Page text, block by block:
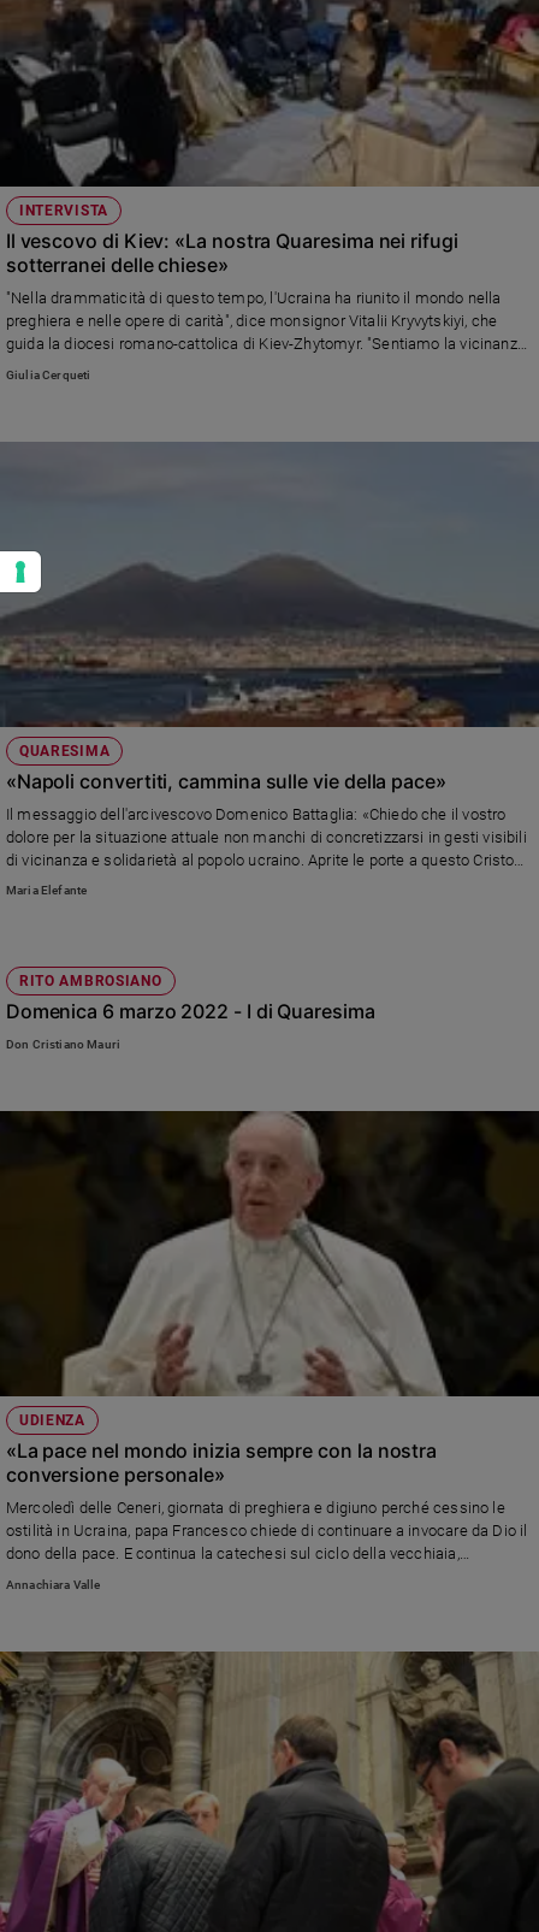
INTERVISTA
Il vescovo di Kiev: «La nostra Quaresima nei rifugi
sotterranei delle chiese»
"Nella drammaticità di questo tempo, l'Ucraina ha riunito il mondo nella
preghiera e nelle opere di carità", dice monsignor Vitalii Kryvytskiyi, che
guida la diocesi romano-cattolica di Kiev-Zhytomyr. "Sentiamo la vicinanza
di papa Francesco. E ringrazio l'Italia per il grande sostegno che ci sta
Giulia Cerqueti
QUARESIMA
«Napoli convertiti, cammina sulle vie della pace»
Il messaggio dell'arcivescovo Domenico Battaglia: «Chiedo che il vostro
dolore per la situazione attuale non manchi di concretizzarsi in gesti visibili
di vicinanza e solidarietà al popolo ucraino. Aprite le porte a questo Cristo
povero che arriva a voi dall’est!»
Maria Elefante
RITO AMBROSIANO
Domenica 6 marzo 2022 - I di Quaresima
Don Cristiano Mauri
UDIENZA
«La pace nel mondo inizia sempre con la nostra
conversione personale»
Mercoledì delle Ceneri, giornata di preghiera e digiuno perché cessino le
ostilità in Ucraina, papa Francesco chiede di continuare a invocare da Dio il
dono della pace. E continua la catechesi sul ciclo della vecchiaia,
ricordando che ci vuole tempo per assimilare e diventare saggi.
Annachiara Valle